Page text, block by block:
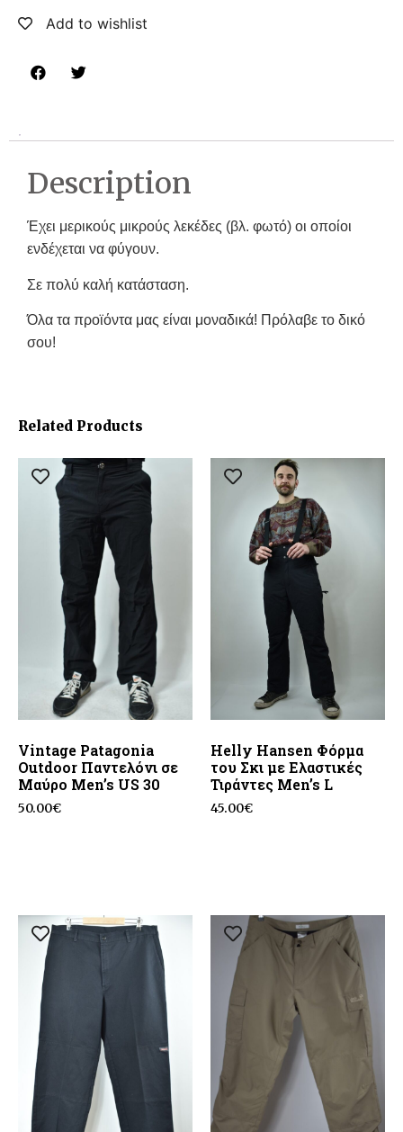
Add to wishlist
Description
Έχει μερικούς μικρούς λεκέδες (βλ. φωτό) οι οποίοι
ενδέχεται να φύγουν.
Σε πολύ καλή κατάσταση.
Όλα τα προϊόντα μας είναι μοναδικά! Πρόλαβε το δικό
σου!
Related Products
Vintage Patagonia
Outdoor Παντελόνι σε
Μαύρο Men’s US 30
50.00€
Helly Hansen Φόρμα
του Σκι με Ελαστικές
Τιράντες Men’s L
45.00€